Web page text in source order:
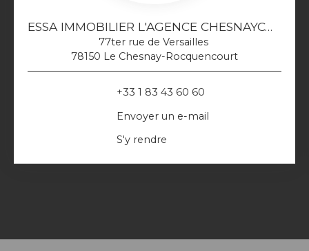
ESSA IMMOBILIER L'AGENCE CHESNAYCOURTOISE
77ter rue de Versailles
78150 Le Chesnay-Rocquencourt
+33 1 83 43 60 60
Envoyer un e-mail
S'y rendre